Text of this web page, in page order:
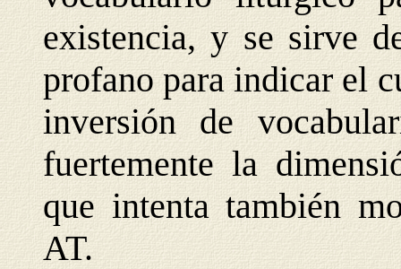
existencia, y se sirve
profano para indicar el
inversión de
fuertemente la
que intenta también
AT.